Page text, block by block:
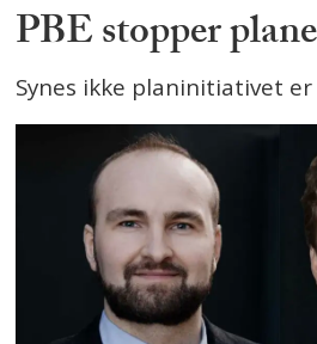
PBE stopper
Synes ikke planinitiativet